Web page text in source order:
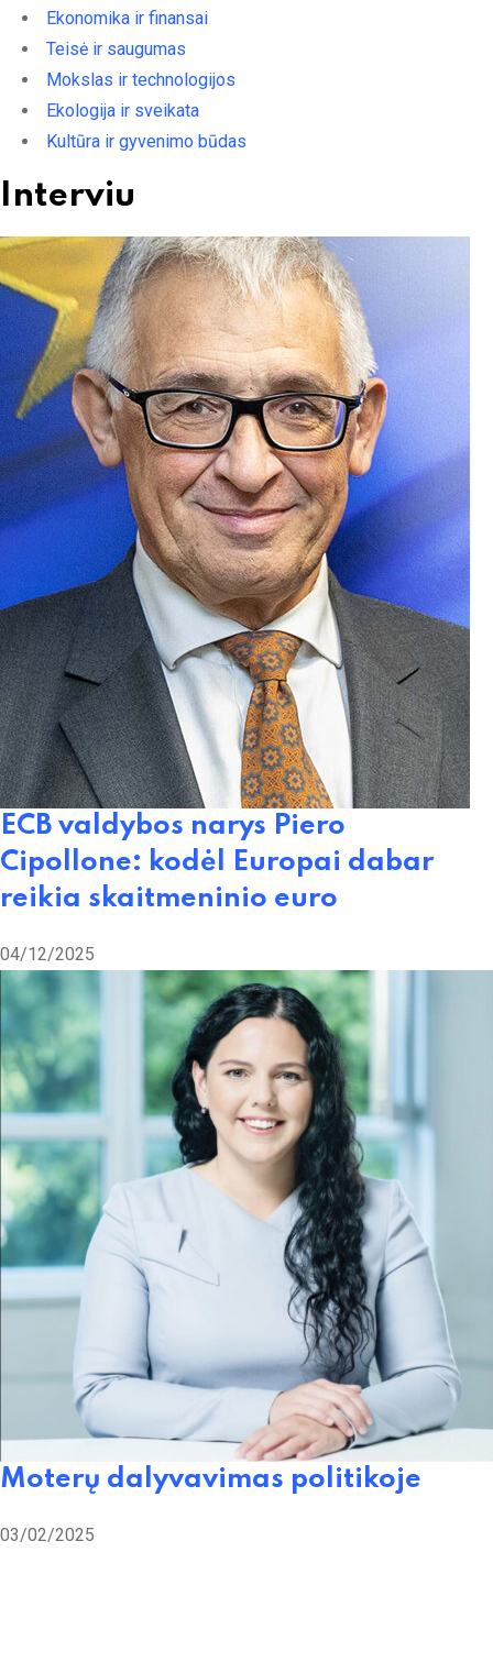
Ekonomika ir finansai
Teisė ir saugumas
Mokslas ir technologijos
Ekologija ir sveikata
Kultūra ir gyvenimo būdas
Interviu
ECB valdybos narys Piero
Cipollone: kodėl Europai dabar
reikia skaitmeninio euro
04/12/2025
Moterų dalyvavimas politikoje
03/02/2025